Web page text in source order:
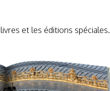
et les éditions spéciales.